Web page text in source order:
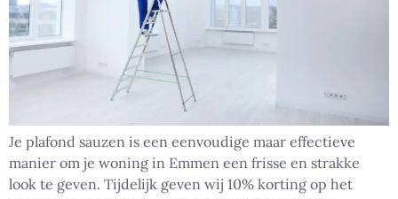
Je plafond sauzen is een eenvoudige maar effectieve
manier om je woning in Emmen een frisse en strakke
look te geven. Tijdelijk geven wij 10% korting op het